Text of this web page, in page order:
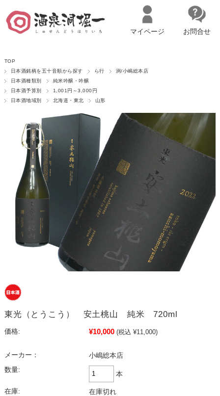
マイページへログイン
マイページ お問合せ
TOP
日本酒銘柄を五十音順から探す
ら行
洌/小嶋総本店
日本酒種類別
純米吟醸・吟醸
日本酒予算別
1,001円～3,000円
日本酒地域別
北海道・東北 山形
東光（とうこう） 安土桃山 純米 720ml
価格: ¥10,000 (税込 ¥11,000)
メーカー：
小嶋総本店
数量:
本
在庫: 在庫切れ